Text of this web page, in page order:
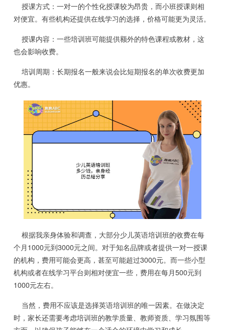
授课方式：一对一的个性化授课较为昂贵，而小班授课则相
对便宜。有些机构还提供在线学习的选择，价格可能更为灵活。
授课内容：一些培训班可能提供额外的特色课程或教材，这
也会影响收费。
培训周期：长期报名一般来说会比短期报名的单次收费更加
优惠。
根据我亲身体验和调查，大部分少儿英语培训班的收费在每
个月1000元到3000元之间。对于知名品牌或者提供一对一授课
的机构，费用可能会更高，甚至可能超过3000元。而一些小型
机构或者在线学习平台则相对便宜一些，费用在每月500元到
1000元左右。
当然，费用不应该是选择英语培训班的唯一因素。在做决定
时，家长还需要考虑培训班的教学质量、教师资质、学习氛围等